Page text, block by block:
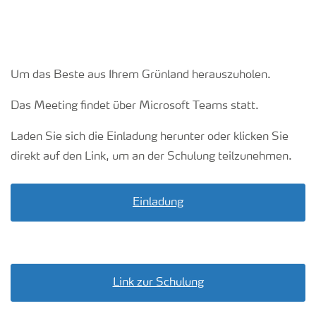
Um das Beste aus Ihrem Grünland herauszuholen.
Das Meeting findet über Microsoft Teams statt.
Laden Sie sich die Einladung herunter oder klicken Sie
direkt auf den Link, um an der Schulung teilzunehmen.
Einladung
Link zur Schulung